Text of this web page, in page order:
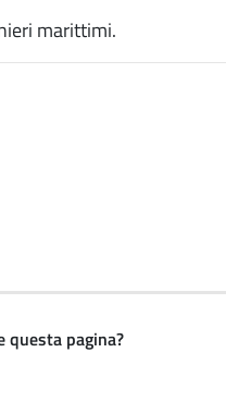
marittimi.
pagina?